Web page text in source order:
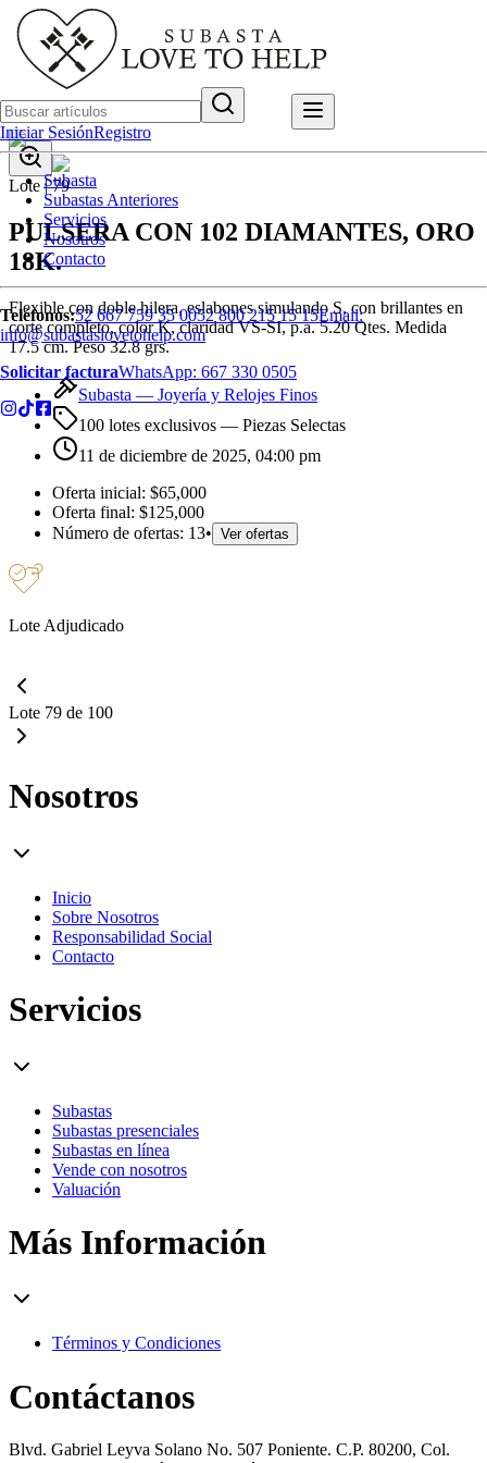
Iniciar SesiónRegistro
Subasta
Subastas Anteriores
Servicios
Nosotros
Contacto
Teléfonos:52 667 759 35 0052 800 215 15 15Email:
info@subastaslovetohelp.com
Solicitar facturaWhatsApp: 667 330 0505
Lote |79
PULSERA CON 102 DIAMANTES, ORO
18K.
Flexible con doble hilera, eslabones simulando S, con brillantes en
corte completo, color K, claridad VS-SI, p.a. 5.20 Qtes. Medida
17.5 cm. Peso 32.8 grs.
Subasta — Joyería y Relojes Finos
100 lotes exclusivos — Piezas Selectas
11 de diciembre de 2025, 04:00 pm
Oferta inicial: $65,000
Oferta final: $125,000
Número de ofertas: 13• Ver ofertas
Lote Adjudicado
Lote 79 de 100
Nosotros
Inicio
Sobre Nosotros
Responsabilidad Social
Contacto
Servicios
Subastas
Subastas presenciales
Subastas en línea
Vende con nosotros
Valuación
Más Información
Términos y Condiciones
Contáctanos
Blvd. Gabriel Leyva Solano No. 507 Poniente. C.P. 80200, Col.